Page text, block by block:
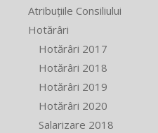
Atribuțiile Consiliului
Hotărâri
Hotărâri 2017
Hotărâri 2018
Hotărâri 2019
Hotărâri 2020
Salarizare 2018